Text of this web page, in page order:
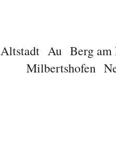
Altstadt Au Berg
Milbertshofen